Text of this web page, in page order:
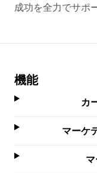
成功を全力でサポ
機能
カ
マーケ